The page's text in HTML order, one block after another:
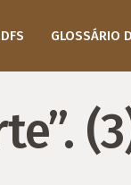
GLOSSÁRIO